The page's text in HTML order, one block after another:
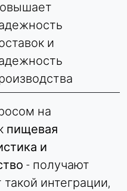
и
на
пищевая
и
- получают
интеграции,